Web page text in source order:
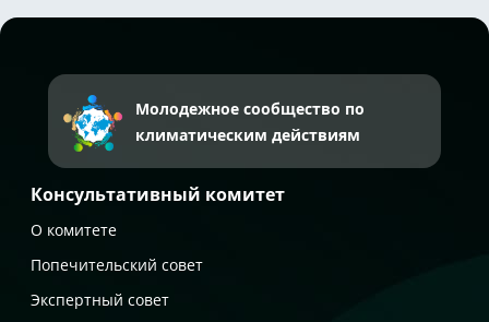
Молодежное сообщество по
климатическим действиям
Консультативный комитет
О комитете
Попечительский совет
Экспертный совет